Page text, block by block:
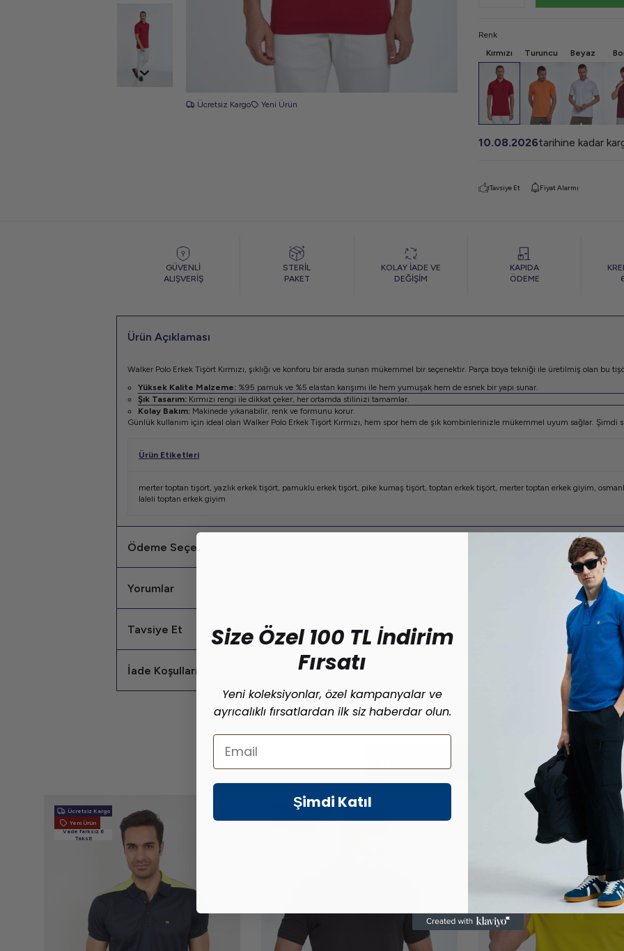
Ücretsiz Kargo Yeni Ürün
Renk
Kırmızı
Turuncu Beyaz
10.08.2026tarihine kadar
Tavsiye Et Fiyat Alarmı
GÜVENLİ
ALIŞVERİŞ
STERİL
PAKET
KOLAY İADE VE
DEĞİŞİM
KAPIDA
ÖDEME
Ürün Açıklaması
Walker Polo Erkek Tişört Kırmızı, şıklığı ve konforu bir arada sunan mükemmel bir seçenektir. Parça boya tekniği ile üretilmiş olan bu
Yüksek Kalite Malzeme: %95 pamuk ve %5 elastan karışımı ile hem yumuşak hem de esnek bir yapı sunar.
Şık Tasarım: Kırmızı rengi ile dikkat çeker, her ortamda stilinizi tamamlar.
Kolay Bakım: Makinede yıkanabilir, renk ve formunu korur.
Günlük kullanım için ideal olan Walker Polo Erkek Tişört Kırmızı, hem spor hem de şık kombinlerinizle mükemmel uyum sağlar. Şimdi
Ürün Etiketleri
merter toptan tişört, yazlık erkek tişört, pamuklu erkek tişört, pike kumaş tişört, toptan erkek tişört, merter toptan erkek giyim,
laleli toptan erkek giyim
Ödeme Seçenekleri
Yorumlar
Tavsiye Et
İade Koşulları
Son Bakılanlar
Ücretsiz Kargo
Yeni Ürün
Vade farksız 6
Taksit
Ücretsiz Kargo
Yeni Ürün
Ücretsiz Kargo
Vade farksız 6
Size Özel 100 TL İndirim
Fırsatı
Yeni koleksiyonlar, özel kampanyalar ve
ayrıcalıklı fırsatlardan ilk siz haberdar olun.
Email
Şimdi Katıl